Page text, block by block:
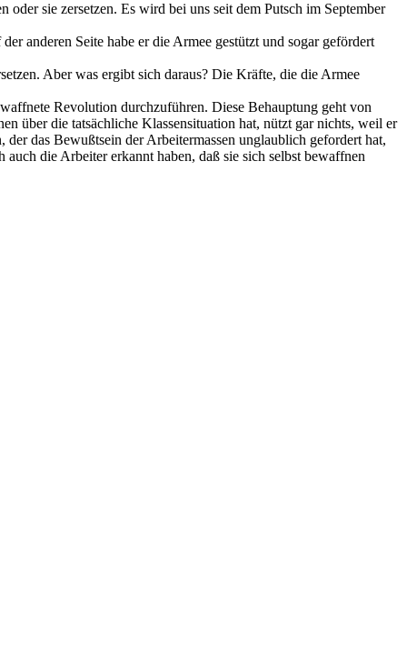
sie zersetzen. Es wird bei uns seit dem Putsch im September
anderen Seite habe er die Armee gestützt und sogar gefördert
Aber was ergibt sich daraus? Die Kräfte, die die Armee
Revolution durchzuführen. Diese Behauptung geht von
über die tatsächliche Klassensituation hat, nützt gar nichts, weil er
das Bewußtsein der Arbeitermassen unglaublich gefordert hat,
die Arbeiter erkannt haben, daß sie sich selbst bewaffnen